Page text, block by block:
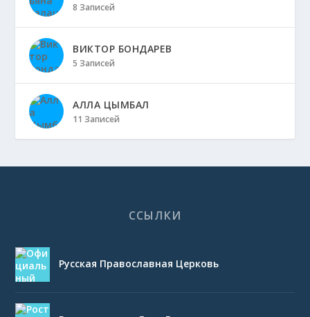
8 Записей
ВИКТОР БОНДАРЕВ
5 Записей
АЛЛА ЦЫМБАЛ
11 Записей
ССЫЛКИ
Русская Православная Церковь